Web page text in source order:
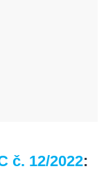
č. 12/2022: